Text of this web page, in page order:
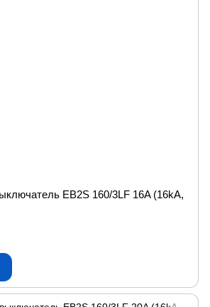
EB2S 160/3LF 16A (16kA,